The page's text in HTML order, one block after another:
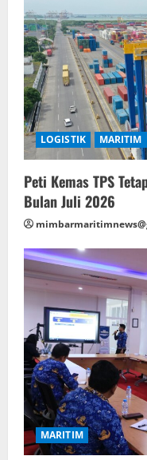
LOGISTIK MARITIM
Peti Kemas TPS
Bulan Juli 2026
MARITIM